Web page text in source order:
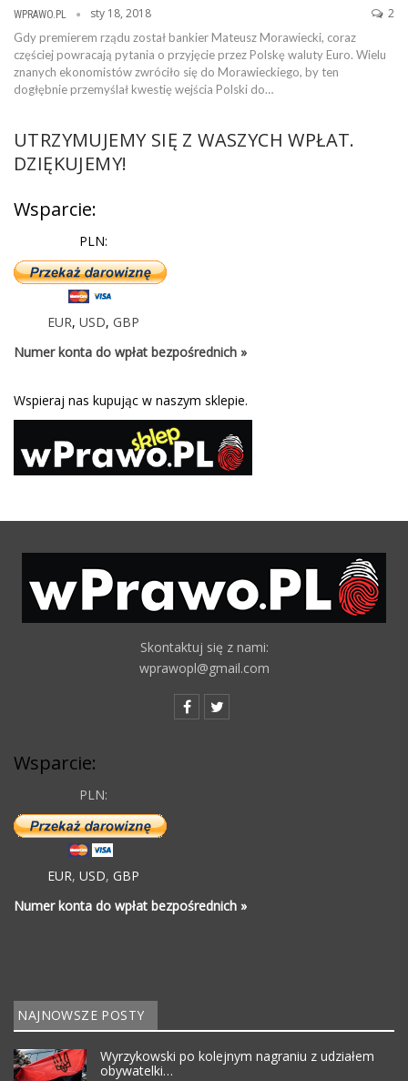
WPRAWO.PL sty 18, 2018 2
Gdy premierem rządu został bankier Mateusz Morawiecki, coraz
częściej powracają pytania o przyjęcie przez Polskę waluty Euro. Wielu
znanych ekonomistów zwróciło się do Morawieckiego, by ten
dogłębnie przemyślał kwestię wejścia Polski do…
UTRZYMUJEMY SIĘ Z WASZYCH WPŁAT.
DZIĘKUJEMY!
Wsparcie:
PLN:
EUR, USD, GBP
Numer konta do wpłat bezpośrednich »
Wspieraj nas kupując w naszym sklepie.
Skontaktuj się z nami:
wprawopl@gmail.com
Wsparcie:
PLN:
EUR, USD, GBP
Numer konta do wpłat bezpośrednich »
NAJNOWSZE POSTY
Wyrzykowski po kolejnym nagraniu z udziałem
obywatelki…